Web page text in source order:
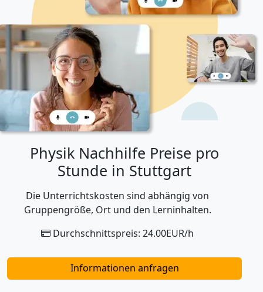
Physik Nachhilfe Preise pro
Stunde in Stuttgart
Die Unterrichtskosten sind abhängig von
Gruppengröße, Ort und den Lerninhalten.
Durchschnittspreis: 24.00EUR/h
Informationen anfragen